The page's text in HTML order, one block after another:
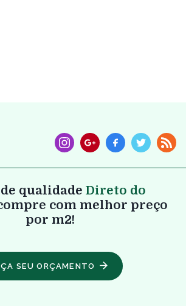
qualidade Direto do
com melhor preço
por m2!
SEU ORÇAMENTO